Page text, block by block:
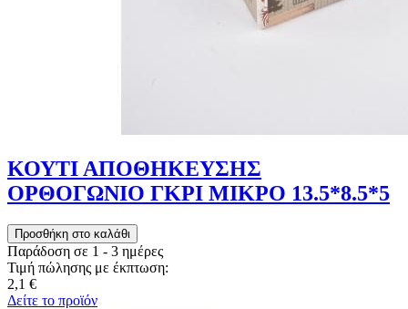
ΚΟΥΤΙ ΑΠΟΘΗΚΕΥΣΗΣ
ΟΡΘΟΓΩΝΙΟ ΓΚΡΙ ΜΙΚΡΟ 13.5*8.5*5
Παράδοση σε 1 - 3 ημέρες
Τιμή πώλησης με έκπτωση:
2,1 €
Δείτε το προϊόν